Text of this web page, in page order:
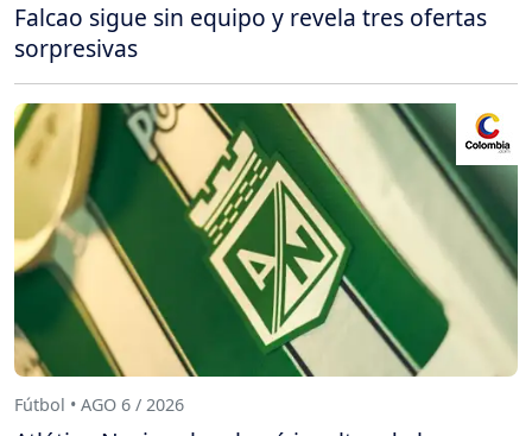
Falcao sigue sin equipo y revela tres ofertas
sorpresivas
Fútbol • AGO 6 / 2026